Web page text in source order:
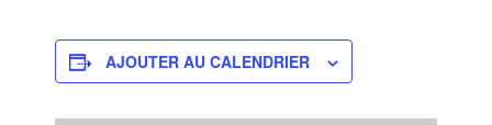
AJOUTER AU CALENDRIER